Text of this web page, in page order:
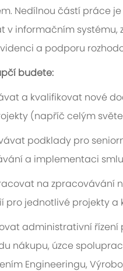
Nedílnou částí práce
v informačním systému,
a podporu
budete:
a kvalifikovat nové
(napříč celým
podklady pro
a implementaci
na zpracovávání
pro jednotlivé projekty a
administrativní řízení
nákupu, úzce
Engineeringu,